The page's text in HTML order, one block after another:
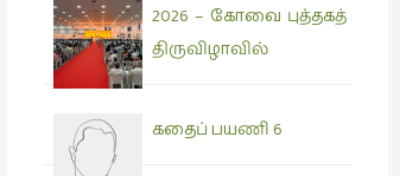
2026 – கோவை புத்தகத்
திருவிழாவில்
கதைப் பயணி 6